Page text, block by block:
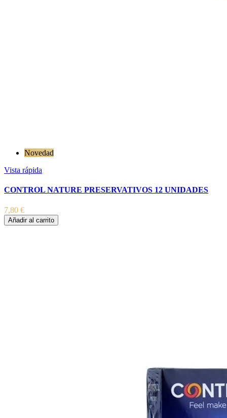
Novedad
Vista rápida
CONTROL NATURE PRESERVATIVOS 12 UNIDADES
7,80 €
Añadir al carrito